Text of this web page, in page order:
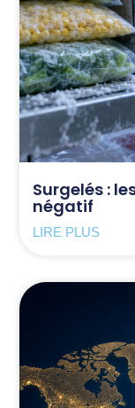
Surgelés :
négatif
LIRE PLUS